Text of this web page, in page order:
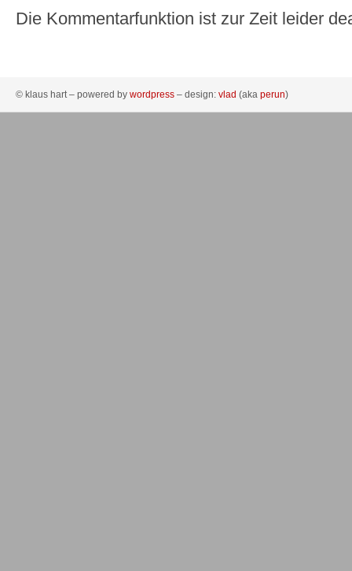
Die Kommentarfunktion ist zur Zeit leider
© klaus hart – powered by wordpress – design: vlad (aka perun)